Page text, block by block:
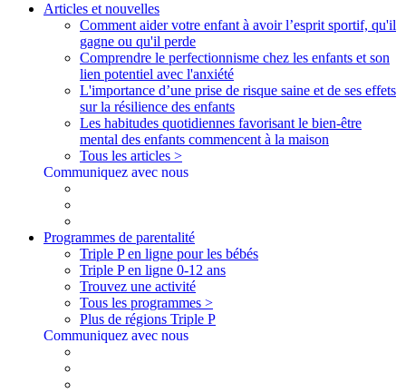
Articles et nouvelles
Comment aider votre enfant à avoir l’esprit sportif, qu'il
gagne ou qu'il perde
Comprendre le perfectionnisme chez les enfants et son
lien potentiel avec l'anxiété
L'importance d’une prise de risque saine et de ses effets
sur la résilience des enfants
Les habitudes quotidiennes favorisant le bien-être
mental des enfants commencent à la maison
Tous les articles >
Communiquez avec nous
Programmes de parentalité
Triple P en ligne pour les bébés
Triple P en ligne 0-12 ans
Trouvez une activité
Tous les programmes >
Plus de régions Triple P
Communiquez avec nous